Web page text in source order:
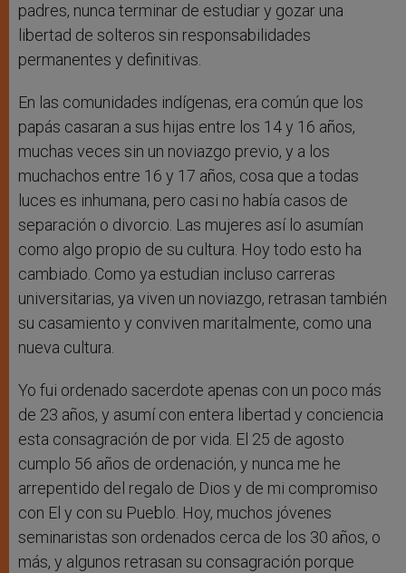
padres, nunca terminar de estudiar y gozar una
libertad de solteros sin responsabilidades
permanentes y definitivas.
En las comunidades indígenas, era común que los
papás casaran a sus hijas entre los 14 y 16 años,
muchas veces sin un noviazgo previo, y a los
muchachos entre 16 y 17 años, cosa que a todas
luces es inhumana, pero casi no había casos de
separación o divorcio. Las mujeres así lo asumían
como algo propio de su cultura. Hoy todo esto ha
cambiado. Como ya estudian incluso carreras
universitarias, ya viven un noviazgo, retrasan también
su casamiento y conviven maritalmente, como una
nueva cultura.
Yo fui ordenado sacerdote apenas con un poco más
de 23 años, y asumí con entera libertad y conciencia
esta consagración de por vida. El 25 de agosto
cumplo 56 años de ordenación, y nunca me he
arrepentido del regalo de Dios y de mi compromiso
con El y con su Pueblo. Hoy, muchos jóvenes
seminaristas son ordenados cerca de los 30 años, o
más, y algunos retrasan su consagración porque